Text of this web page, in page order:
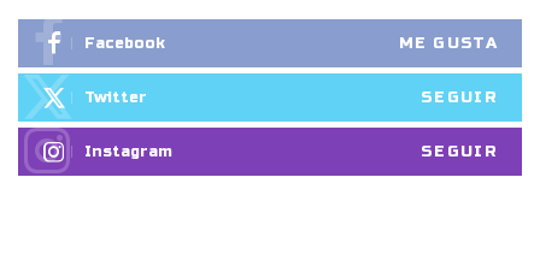
Facebook ME GUSTA
Twitter SEGUIR
Instagram SEGUIR